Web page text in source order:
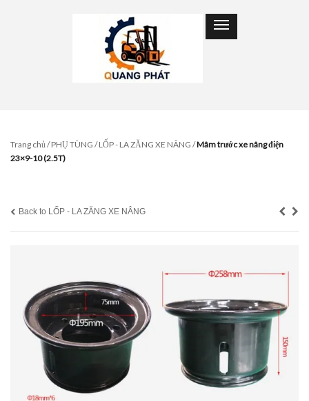
Trang chủ/PHỤ TÙNG /LỐP - LA ZĂNG XE NÂNG /Mâm trước xe nâng điện
23×9-10 (2.5T)
Back to LỐP - LA ZĂNG XE NÂNG